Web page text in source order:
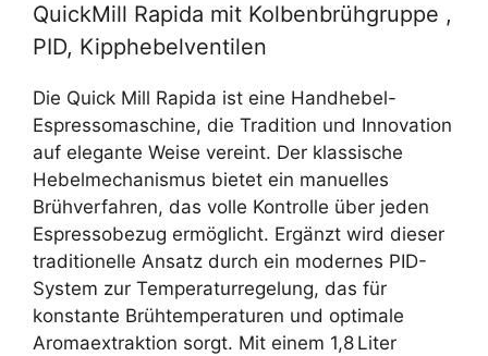
QuickMill Rapida mit Kolbenbrühgruppe ,
PID, Kipphebelventilen
Die Quick Mill Rapida ist eine Handhebel-
Espressomaschine, die Tradition und Innovation
auf elegante Weise vereint. Der klassische
Hebelmechanismus bietet ein manuelles
Brühverfahren, das volle Kontrolle über jeden
Espressobezug ermöglicht. Ergänzt wird dieser
traditionelle Ansatz durch ein modernes PID-
System zur Temperaturregelung, das für
konstante Brühtemperaturen und optimale
Aromaextraktion sorgt. Mit einem 1,8 Liter